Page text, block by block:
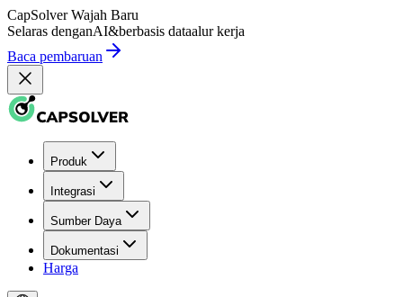
CapSolver Wajah Baru
Selaras denganAI&berbasis dataalur kerja
Baca pembaruan
Produk
Integrasi
Sumber Daya
Dokumentasi
Harga